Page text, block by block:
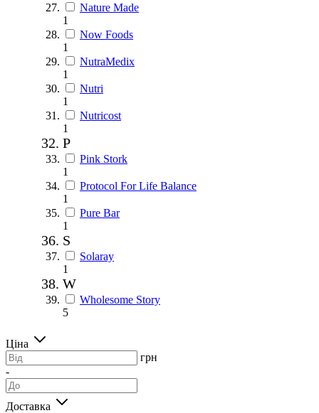
Nature Made
1
Now Foods
1
NutraMedix
1
Nutri
1
Nutricost
1
P
Pink Stork
1
Protocol For Life Balance
1
Pure Bar
1
S
Solaray
1
W
Wholesome Story
5
Ціна
грн
-
Доставка